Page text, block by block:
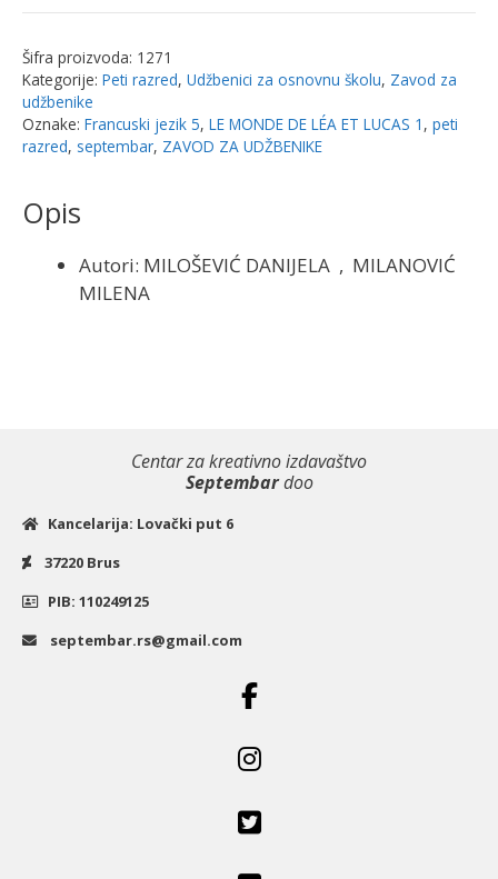
DE
ET
1
–
za
za
udžbenike
količina
Šifra proizvoda: 1271
Kategorije: Peti razred, Udžbenici za osnovnu školu, Zavod za
udžbenike
Oznake: Francuski jezik 5, LE MONDE DE LÉA ET LUCAS 1 , peti
razred, septembar, ZAVOD ZA UDŽBENIKE
Opis
Autori: MILOŠEVIĆ DANIJELA , MILANOVIĆ
MILENA
Centar za kreativno izdavaštvo
Septembardoo
Kancelarija: Lovački put 6
37220 Brus
PIB: 110249125
septembar.rs@gmail.com